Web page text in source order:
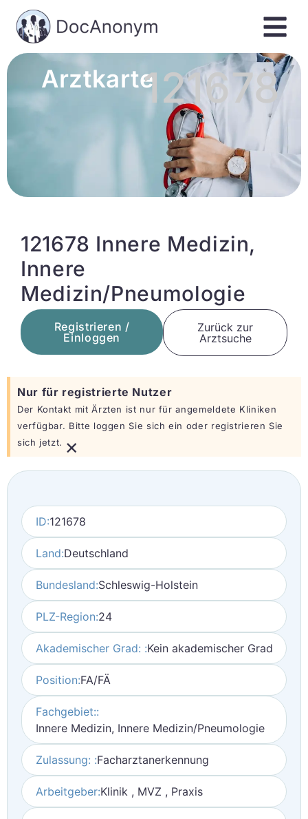
Arztkarte121678
121678 Innere Medizin,
Innere
Medizin/Pneumologie
Registrieren /
Einloggen
Zurück zur
Arztsuche
Nur für registrierte Nutzer
Der Kontakt mit Ärzten ist nur für angemeldete Kliniken
verfügbar. Bitte loggen Sie sich ein oder registrieren Sie
sich jetzt. ×
ID:121678
Land:Deutschland
Bundesland:Schleswig-Holstein
PLZ-Region:24
Akademischer Grad: :Kein akademischer Grad
Position:FA/FÄ
Fachgebiet::
Innere Medizin, Innere Medizin/Pneumologie
Zulassung: :Facharztanerkennung
Arbeitgeber:Klinik , MVZ , Praxis